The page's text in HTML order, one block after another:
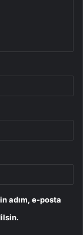
adım, e-posta